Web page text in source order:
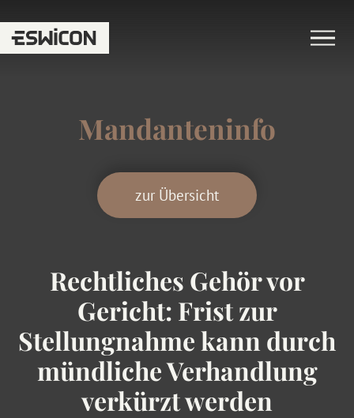
Mandanteninfo
zur Übersicht
Rechtliches Gehör vor
Gericht: Frist zur
Stellungnahme kann durch
mündliche Verhandlung
verkürzt werden